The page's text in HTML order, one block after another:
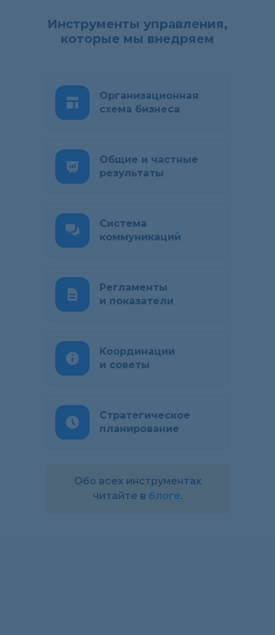
Инструменты управления,
которые мы внедряем
Организационная
схема бизнеса
Общие и частные
результаты
Система
коммуникаций
Регламенты
и показатели
Координации
и советы
Стратегическое
планирование
Обо всех инструментах
читайте в блоге.